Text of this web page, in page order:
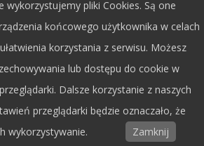
Rodzina
Jak dzikusy…
temu
Anna Brzostek
dni lub tygodni otrzymuję telefony
telewizji kablowej...
wykorzystujemy pliki Cookies. Są one
końcowego użytkownika w celach
korzystania z serwisu. Możesz
lub dostępu do cookie w
Dalsze korzystanie z naszych
przeglądarki będzie oznaczało, że
wykorzystywanie.
Zamknij